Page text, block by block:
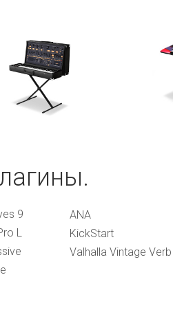
ANA
KickStart
Valhalla Vintage Verb
9
L